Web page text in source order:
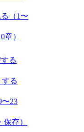
（1〜
）
る
る
23
存）